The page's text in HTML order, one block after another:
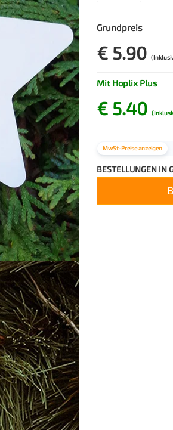
Grundpreis
€ 5.90
Mit Hoplix Plus
€ 5.40
MwSt-Preise anzeigen
BESTELLUNGEN IN